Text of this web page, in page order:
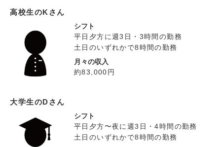
高校生のKさん
シフト
平日夕方に週3日・3時間の勤務
土日のいずれかで8時間の勤務
月々の収入
約83,000円
大学生のDさん
シフト
平日夕方〜夜に週3日・4時間の勤務
土日のいずれかで8時間の勤務